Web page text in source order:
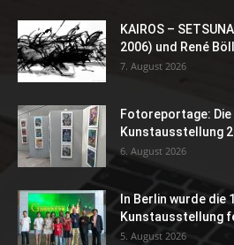
KAIROS –
2006) und René Böll
7. August 2026
Fotoreportage:
Kunstausstellung
6. August 2026
In Berlin wurde die
Kunstausstellung
5. August 2026